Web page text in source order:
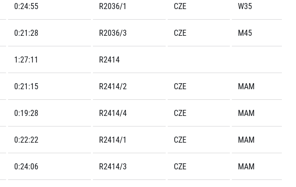
0:24:55 R2036/1 CZE W35
0:21:28 R2036/3 CZE M45
1:27:11 R2414
0:21:15 R2414/2 CZE MAM
0:19:28 R2414/4 CZE MAM
0:22:22 R2414/1 CZE MAM
0:24:06 R2414/3 CZE MAM